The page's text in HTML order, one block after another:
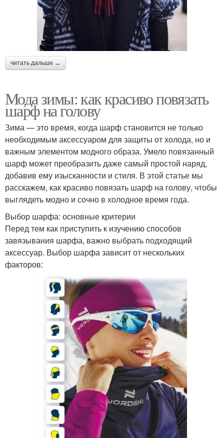
читать дальше →
Мода зимы: как красиво повязать
шарф на голову
Зима — это время, когда шарф становится не только
необходимым аксессуаром для защиты от холода, но и
важным элементом модного образа. Умело повязанный
шарф может преобразить даже самый простой наряд,
добавив ему изысканности и стиля. В этой статье мы
расскажем, как красиво повязать шарф на голову, чтобы
выглядеть модно и сочно в холодное время года.
Выбор шарфа: основные критерии
Перед тем как приступить к изучению способов
завязывания шарфа, важно выбрать подходящий
аксессуар. Выбор шарфа зависит от нескольких
факторов: